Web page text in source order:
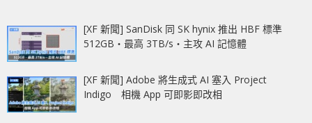
[XF 新聞] SanDisk 同 SK hynix 推出 HBF 標準
512GB‧最高 3TB/s‧主攻 AI 記憶體
[XF 新聞] Adobe 將生成式 AI 塞入 Project
Indigo 相機 App 可即影即改相